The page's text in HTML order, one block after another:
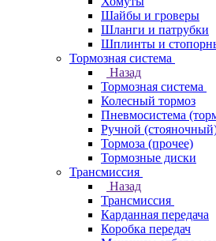
Шайбы и гроверы
Шланги и патрубки
Шплинты и
Тормозная система
Назад
Тормозная система
Колесный тормоз
Пневмосиcтема
Ручной
Тормоза (прочее)
Тормозные диски
Трансмиссия
Назад
Трансмиссия
Карданная передача
Коробка передач